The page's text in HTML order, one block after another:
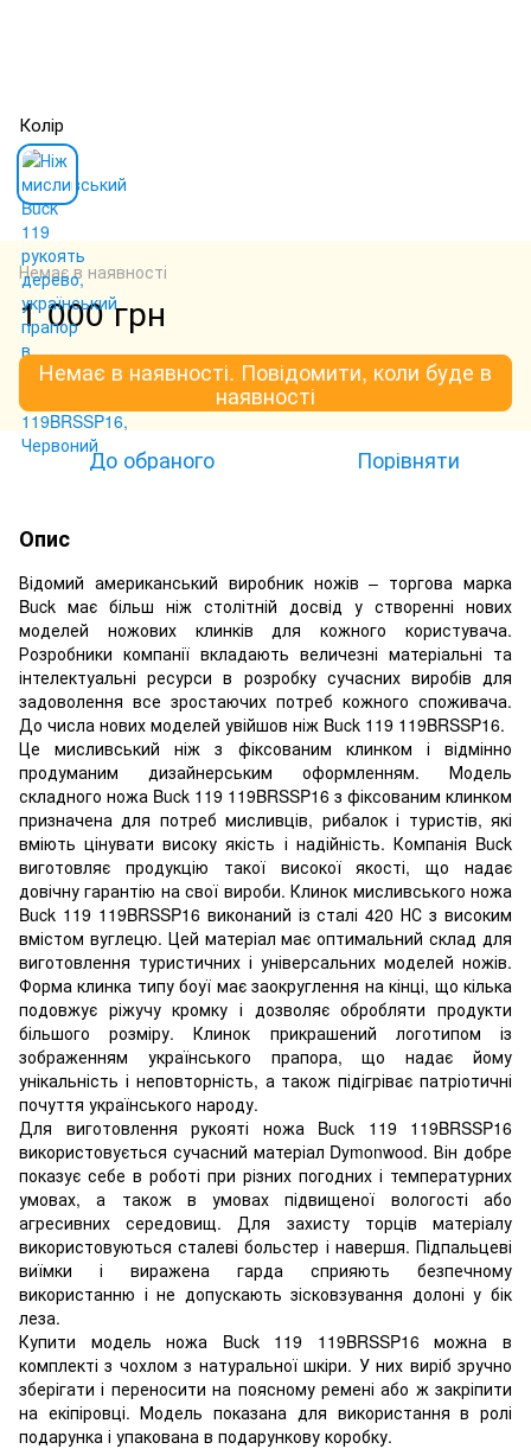
Колір
Немає в наявності
1 000 грн
Немає в наявності. Повідомити, коли буде в
наявності
До обраного Порівняти
Опис
Відомий американський виробник ножів – торгова марка
Buck має більш ніж столітній досвід у створенні нових
моделей ножових клинків для кожного користувача.
Розробники компанії вкладають величезні матеріальні та
інтелектуальні ресурси в розробку сучасних виробів для
задоволення все зростаючих потреб кожного споживача.
До числа нових моделей увійшов ніж Buck 119 119BRSSP16.
Це мисливський ніж з фіксованим клинком і відмінно
продуманим дизайнерським оформленням. Модель
складного ножа Buck 119 119BRSSP16 з фіксованим клинком
призначена для потреб мисливців, рибалок і туристів, які
вміють цінувати високу якість і надійність. Компанія Buck
виготовляє продукцію такої високої якості, що надає
довічну гарантію на свої вироби. Клинок мисливського ножа
Buck 119 119BRSSP16 виконаний із сталі 420 НС з високим
вмістом вуглецю. Цей матеріал має оптимальний склад для
виготовлення туристичних і універсальних моделей ножів.
Форма клинка типу боуї має заокруглення на кінці, що кілька
подовжує ріжучу кромку і дозволяє обробляти продукти
більшого розміру. Клинок прикрашений логотипом із
зображенням українського прапора, що надає йому
унікальність і неповторність, а також підігріває патріотичні
почуття українського народу.
Для виготовлення рукояті ножа Buck 119 119BRSSP16
використовується сучасний матеріал Dymonwood. Він добре
показує себе в роботі при різних погодних і температурних
умовах, а також в умовах підвищеної вологості або
агресивних середовищ. Для захисту торців матеріалу
використовуються сталеві больстер і навершя. Підпальцеві
виїмки і виражена гарда сприяють безпечному
використанню і не допускають зісковзування долоні у бік
леза.
Купити модель ножа Buck 119 119BRSSP16 можна в
комплекті з чохлом з натуральної шкіри. У них виріб зручно
зберігати і переносити на поясному ремені або ж закріпити
на екіпіровці. Модель показана для використання в ролі
подарунка і упакована в подарункову коробку.